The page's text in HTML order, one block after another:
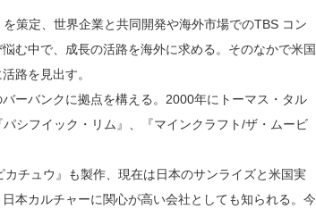
策定、世界企業と共同開発や海外市場でのTBS コン
む中で、成長の活路を海外に求める。そのなかで米国
路を見出す。
ーバンクに拠点を構える。2000年にトーマス・タル
シフイック・リム』、『マインクラフト/ザ・ムービ
チュウ』も製作、現在は日本のサンライズと米国実
本カルチャーに関心が高い会社としても知られる。今